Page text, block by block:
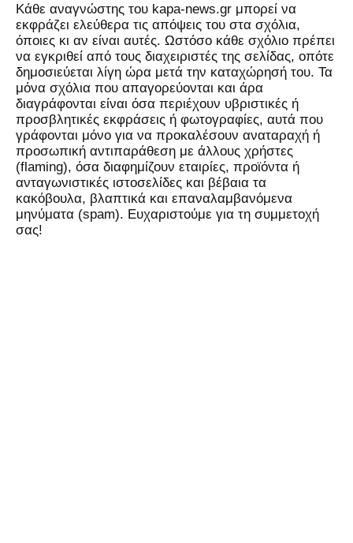
Kάθε αναγνώστης του kapa-news.gr μπορεί να
εκφράζει ελεύθερα τις απόψεις του στα σχόλια,
όποιες κι αν είναι αυτές. Ωστόσο κάθε σχόλιο πρέπει
να εγκριθεί από τους διαχειριστές της σελίδας, οπότε
δημοσιεύεται λίγη ώρα μετά την καταχώρησή του. Τα
μόνα σχόλια που απαγορεύονται και άρα
διαγράφονται είναι όσα περιέχουν υβριστικές ή
προσβλητικές εκφράσεις ή φωτογραφίες, αυτά που
γράφονται μόνο για να προκαλέσουν αναταραχή ή
προσωπική αντιπαράθεση με άλλους χρήστες
(flaming), όσα διαφημίζουν εταιρίες, προϊόντα ή
ανταγωνιστικές ιστοσελίδες και βέβαια τα
κακόβουλα, βλαπτικά και επαναλαμβανόμενα
μηνύματα (spam). Ευχαριστούμε για τη συμμετοχή
σας!